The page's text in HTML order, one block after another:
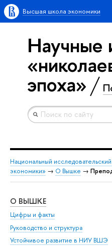
Высшая школа экономики
Научные
эпоха»
Национальный
экономики» → О Вышке →
О ВЫШКЕ
Цифры и факты
Руководство и структура
Устойчивое развитие в НИУ ВШЭ